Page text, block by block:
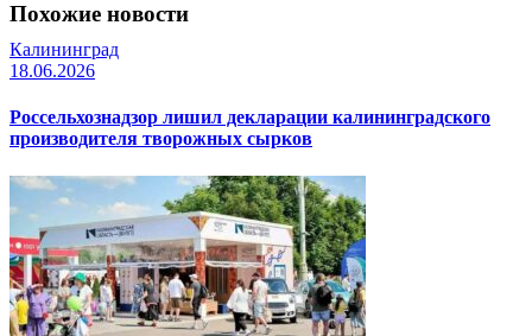
Похожие новости
Калининград
18.06.2026
Россельхознадзор лишил декларации калининградского
производителя творожных сырков